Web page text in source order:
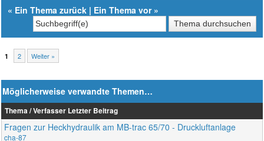
« Ein Thema zurück | Ein Thema vor»
1 2 Weiter »
Möglicherweise verwandte Themen…
Thema / Verfasser Letzter Beitrag
Fragen zur Heckhydraulik am MB-trac 65/70 - Druckluftanlage
cha-87